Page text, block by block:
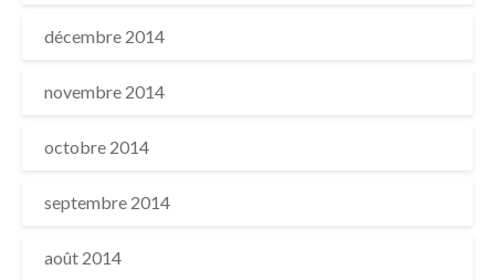
décembre 2014
novembre 2014
octobre 2014
septembre 2014
août 2014